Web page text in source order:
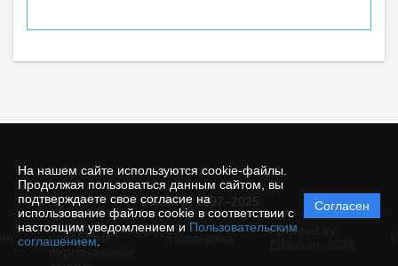
На нашем сайте используются cookie-файлы.
Продолжая пользоваться данным сайтом, вы
подтверждаете свое согласие на
использование файлов cookie в соответствии с
настоящим уведомлением и Пользовательским
соглашением
Согласен
© КемГУ, 1997–2025
Политика
защиты и
обработки
Powered by